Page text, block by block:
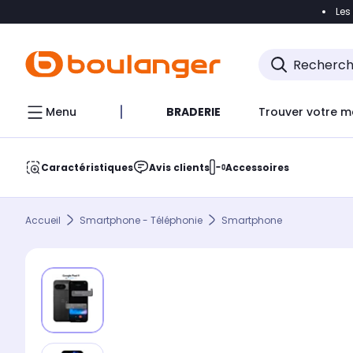
Accéder
Menu BRADERIE Trouver votre
Caractéristiques Avis clients Accessoires
Accueil Smartphone - Téléphonie Smartphone